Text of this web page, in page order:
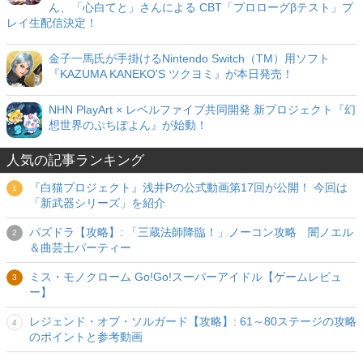
ん、「心白てと」さんによる CBT「プロローグβテスト」プ
レイ生配信決定！
金子一馬氏が手掛けるNintendo Switch（TM）用ソフト
『KAZUMA KANEKO'S ツクヨミ』が本日発売！
NHN PlayArt × レベルファイブ共同開発 新プロジェクト『幻
想世界のぷちぽよん』が始動！
人気の記事ランキング
『白猫プロジェクト』浅井Pの公式動画第17回が公開！ 今回は
「新武器シリーズ」を紹介
パズドラ【攻略】: 「三蔵法師降臨！」ノーコン攻略 闇ノエル
＆曲芸士パーティー
ミス・モノクローム Go!Go!スーパーアイドル【ゲームレビュ
ー】
レジェンド・オブ・ソルガード【攻略】: 61～80ステージの攻略
のポイントと参考動画